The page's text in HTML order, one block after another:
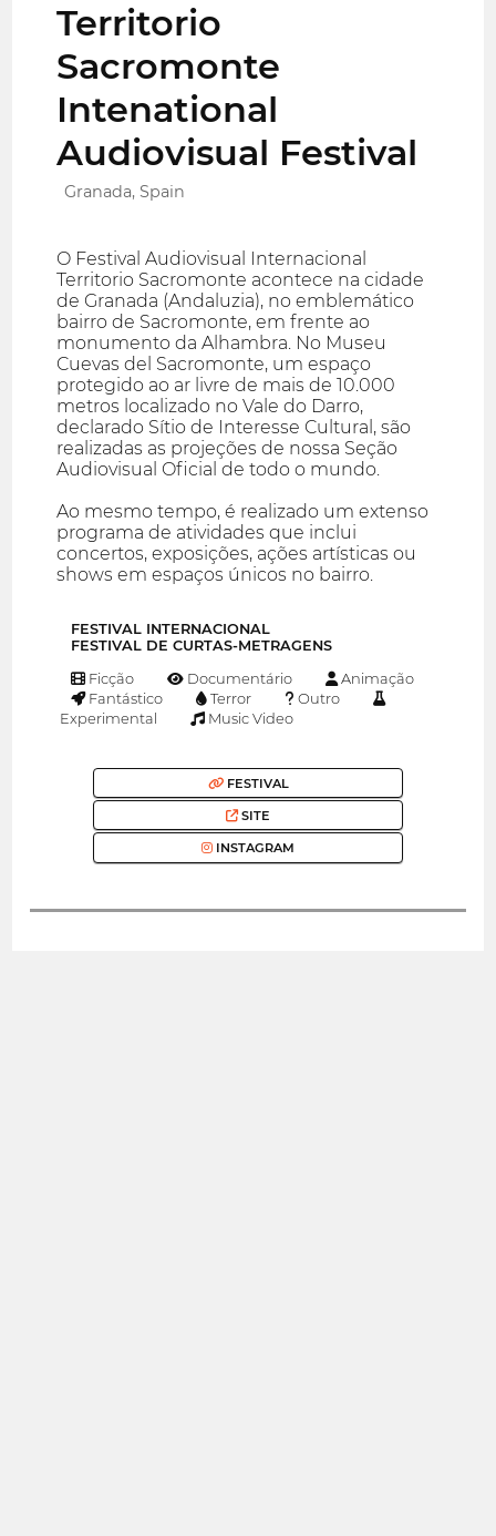
Territorio
Sacromonte
Intenational
Audiovisual Festival
Granada, Spain
O Festival Audiovisual Internacional
Territorio Sacromonte acontece na cidade
de Granada (Andaluzia), no emblemático
bairro de Sacromonte, em frente ao
monumento da Alhambra. No Museu
Cuevas del Sacromonte, um espaço
protegido ao ar livre de mais de 10.000
metros localizado no Vale do Darro,
declarado Sítio de Interesse Cultural, são
realizadas as projeções de nossa Seção
Audiovisual Oficial de todo o mundo.
Ao mesmo tempo, é realizado um extenso
programa de atividades que inclui
concertos, exposições, ações artísticas ou
shows em espaços únicos no bairro.
FESTIVAL INTERNACIONAL
FESTIVAL DE CURTAS-METRAGENS
Ficção Documentário
Animação
Fantástico
Terror
Outro
Experimental
Music Video
FESTIVAL
SITE
INSTAGRAM